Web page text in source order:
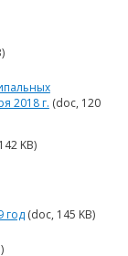
2018 г. (doc, 120
KB)
год (doc, 145 KB)